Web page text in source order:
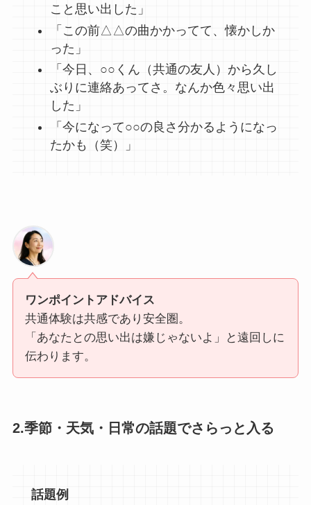
こと思い出した」
「この前△△の曲かかってて、懐かしか
った」
「今日、○○くん（共通の友人）から久し
ぶりに連絡あってさ。なんか色々思い出
した」
「今になって○○の良さ分かるようになっ
たかも（笑）」
ワンポイントアドバイス
共通体験は共感であり安全圏。
「あなたとの思い出は嫌じゃないよ」と遠回しに
伝わります。
2.季節・天気・日常の話題でさらっと入る
話題例